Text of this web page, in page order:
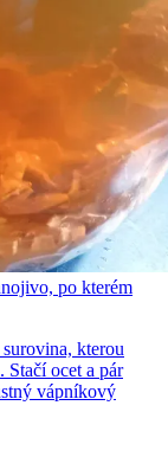
po kterém
kterou
ocet a pár
vápníkový